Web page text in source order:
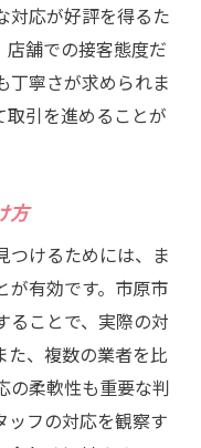
対応が好評を得るた
店舗での接客態度だ
丁寧さが求められま
取引を進めることが
方
つけるためには、ま
が有効です。市原市
ることで、実際の対
た、複数の業者を比
の柔軟性も重要な判
ッフの対応を観察す